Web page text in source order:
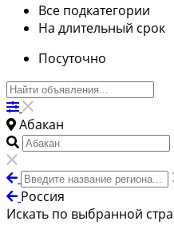
Все подкатегории
На длительный срок
Посуточно
Абакан
Россия
Искать по выбранной